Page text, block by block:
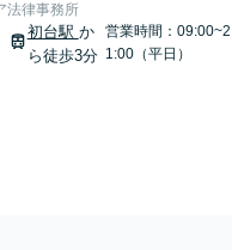
法律事務所
初台駅 か
ら徒歩3分
営業時間：09:00~2
1:00（平日）